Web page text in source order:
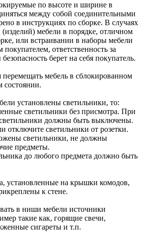
по высоте и ширине в
между собой соединительными
в инструкциях по сборке. В случаях
мебели в порядке, отличном
или встраивании в наборы мебели
ответственность за
берет на себя покупатель.
мебель в сблокированном
состоянии.
установлены светильники, то:
светильники без присмотра. При
должны быть выключены.
отключите светильники от розетки.
светильники, не должны
предметы.
до любого предмета должно быть
установленные на крышки комодов,
к стене.
в ниши мебели источники
такие как, горящие свечи,
сигареты и т.п.